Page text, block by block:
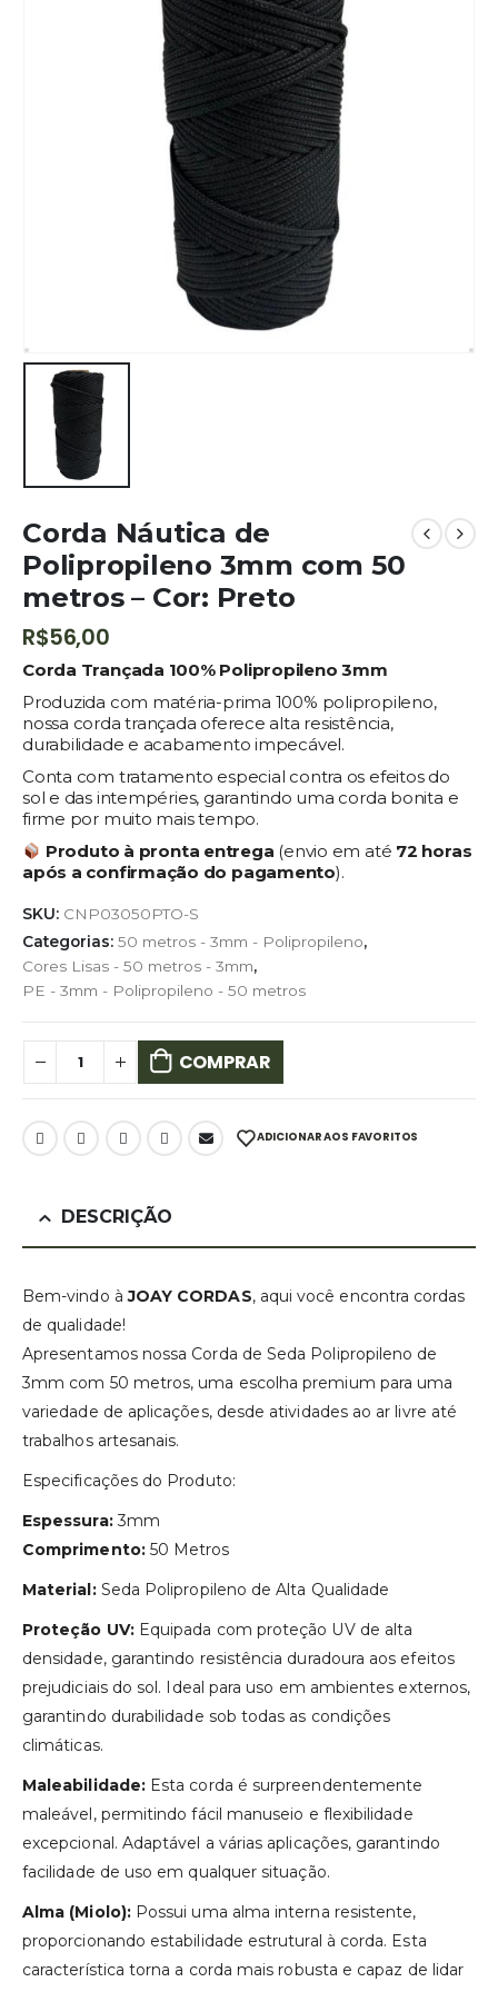
Corda Náutica de
Polipropileno 3mm com 50
metros – Cor: Preto
R$56,00
Corda Trançada 100% Polipropileno 3mm
Produzida com matéria-prima 100% polipropileno,
nossa corda trançada oferece alta resistência,
durabilidade e acabamento impecável.
Conta com tratamento especial contra os efeitos do
sol e das intempéries, garantindo uma corda bonita e
firme por muito mais tempo.
Produto à pronta entrega (envio em até 72 horas
após a confirmação do pagamento).
SKU: CNP03050PTO-S
Categorias: 50 metros - 3mm - Polipropileno,
Cores Lisas - 50 metros - 3mm,
PE - 3mm - Polipropileno - 50 metros
COMPRAR
ADICIONAR AOS FAVORITOS
DESCRIÇÃO
Bem-vindo àJOAY CORDAS, aqui você encontra cordas
de qualidade!
Apresentamos nossa Corda de Seda Polipropileno de
3mm com 50 metros, uma escolha premium para uma
variedade de aplicações, desde atividades ao ar livre até
trabalhos artesanais.
Especificações do Produto:
Espessura:3mm
Comprimento:50 Metros
Material:Seda Polipropileno de Alta Qualidade
Proteção UV:Equipada com proteção UV de alta
densidade, garantindo resistência duradoura aos efeitos
prejudiciais do sol. Ideal para uso em ambientes externos,
garantindo durabilidade sob todas as condições
climáticas.
Maleabilidade:Esta corda é surpreendentemente
maleável, permitindo fácil manuseio e flexibilidade
excepcional. Adaptável a várias aplicações, garantindo
facilidade de uso em qualquer situação.
Alma (Miolo):Possui uma alma interna resistente,
proporcionando estabilidade estrutural à corda. Esta
característica torna a corda mais robusta e capaz de lidar